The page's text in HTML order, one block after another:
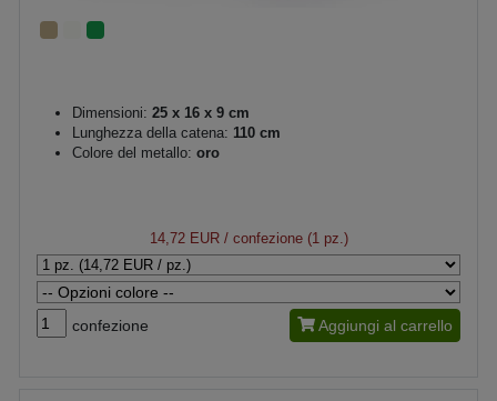
Dimensioni: 25 x 16 x 9 cm
Lunghezza della catena: 110 cm
Colore del metallo: oro
14,72 EUR/ confezione (1 pz.)
confezione Aggiungi al carrello